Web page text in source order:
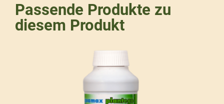
Passende Produkte zu
diesem Produkt